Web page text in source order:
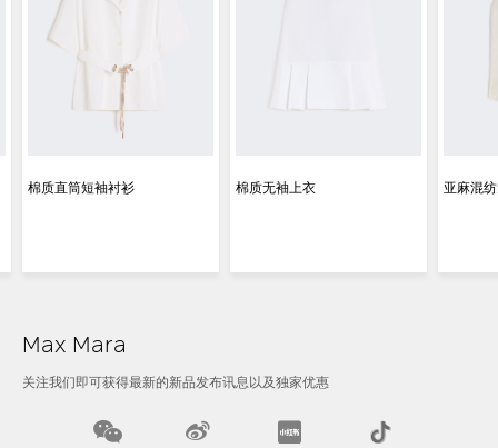
棉质直筒短袖衬衫 棉质无袖上衣 亚麻混
Max Mara
关注我们即可获得最新的新品发布讯息以及独家优惠